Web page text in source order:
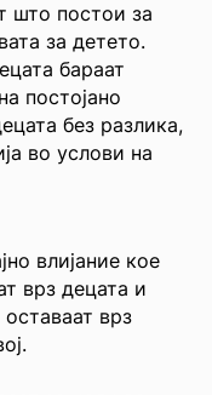
што постои за
за детето.
бараат
постојано
без разлика,
во услови на
влијание кое
врз децата и
врз